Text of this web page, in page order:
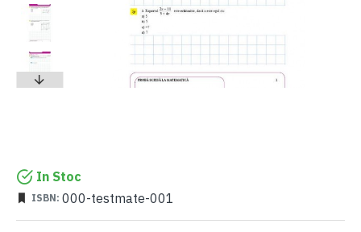
In Stoc
ISBN: 000-testmate-001